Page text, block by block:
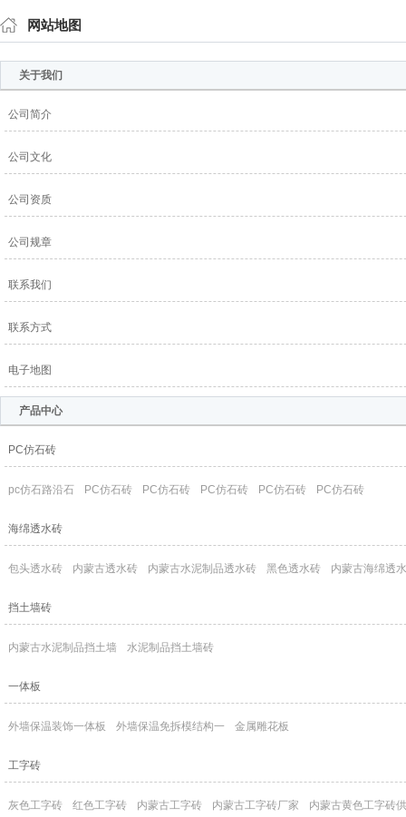
网站地图
关于我们
公司简介
公司文化
公司资质
公司规章
联系我们
联系方式
电子地图
产品中心
PC仿石砖
pc仿石路沿石 PC仿石砖 PC仿石砖 PC仿石砖 PC仿石砖 PC仿石砖
海绵透水砖
包头透水砖 内蒙古透水砖 内蒙古水泥制品透水砖 黑色透水砖 内蒙古海绵透
挡土墙砖
内蒙古水泥制品挡土墙 水泥制品挡土墙砖
一体板
外墙保温装饰一体板 外墙保温免拆模结构一 金属雕花板
工字砖
灰色工字砖 红色工字砖 内蒙古工字砖 内蒙古工字砖厂家 内蒙古黄色工字砖